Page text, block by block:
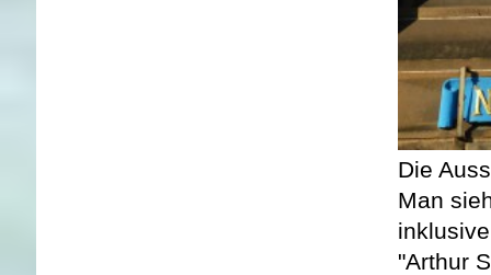
Die
Man
"Arthur